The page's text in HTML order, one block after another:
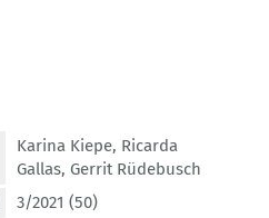
Karina Kiepe, Ricarda
Gallas, Gerrit Rüdebusch
3/2021 (50)